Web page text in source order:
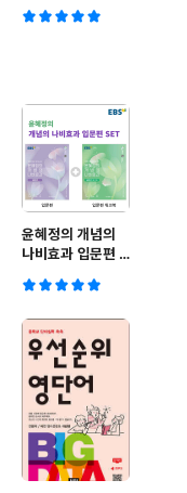
윤혜정의 개념의
나비효과 입문편 +